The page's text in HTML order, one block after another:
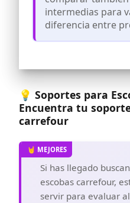
Cojinete de
escoba de
diámetros de
duraderos
Fácil de
gancho para
pared con
con tornillos
intermedias para
diferencia entre
💡 Soportes para
Encuentra tu
carrefour
Si has llegado
escobas carrefour,
servir para evaluar